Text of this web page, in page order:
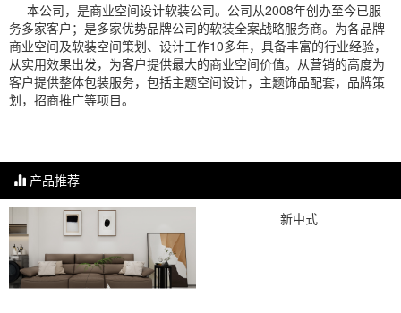
本公司，是商业空间设计软装公司。公司从2008年创办至今已服
务多家客户；是多家优势品牌公司的软装全案战略服务商。为各品牌
商业空间及软装空间策划、设计工作10多年，具备丰富的行业经验，
从实用效果出发，为客户提供最大的商业空间价值。从营销的高度为
客户提供整体包装服务，包括主题空间设计，主题饰品配套，品牌策
划，招商推广等项目。
产品推荐
新中式